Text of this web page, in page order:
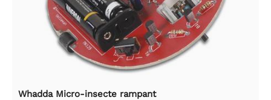
Whadda Micro-insecte rampant